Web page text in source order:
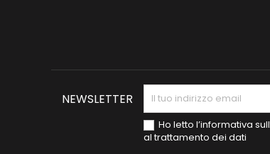
NEWSLETTER
Ho letto l’informativa
al trattamento dei dati